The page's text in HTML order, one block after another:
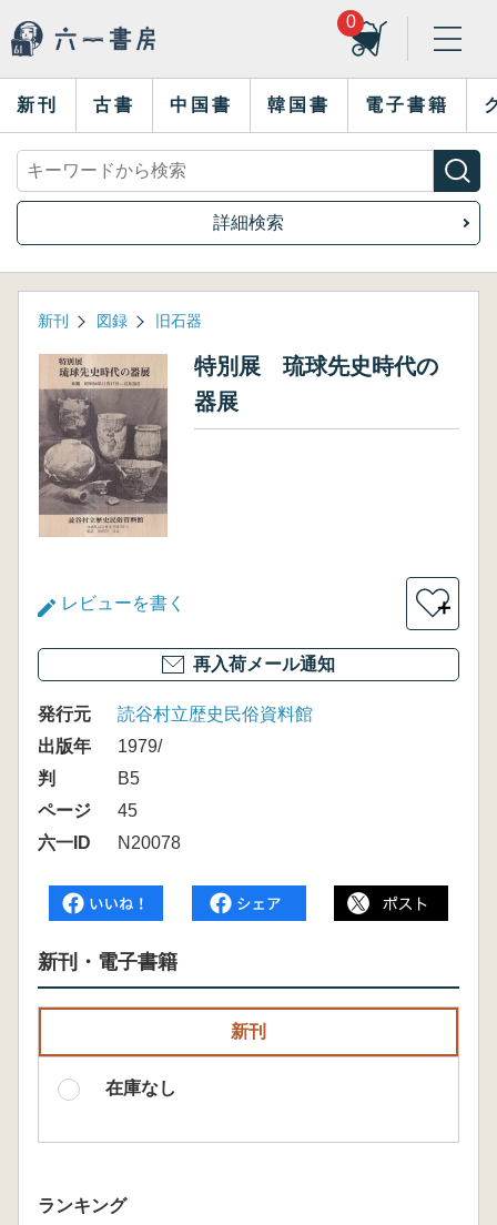
0
新刊 古書 中国書 韓国書 電子書籍
詳細検索
新刊 図録 旧石器
特別展 琉球先史時代の
器展
レビューを書く ＋
再入荷メール通知
発行元
読谷村立歴史民俗資料館
出版年
1979/
判
B5
ページ
45
六一ID
N20078
新刊・電子書籍
新刊
在庫なし
ランキング